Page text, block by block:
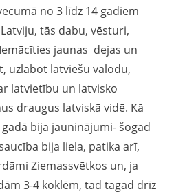
no 3 līdz 14 gadiem
tās dabu, vēsturi,
jaunas dejas un
uzlabot latviešu valodu,
latvietību un latvisko
draugus latviskā vidē. Kā
bija jauninājumi- šogad
bija liela, patika arī,
Ziemassvētkos un, ja
3-4 koklēm, tad tagad drīz